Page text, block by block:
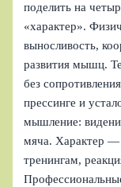
поделить на
«характер».
выносливость,
развития мышц.
без
прессинге и
мышление:
мяча. Характер —
тренингам,